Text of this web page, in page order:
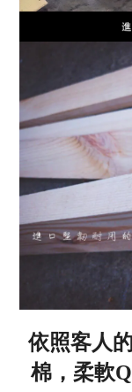
依照客人
棉，柔軟